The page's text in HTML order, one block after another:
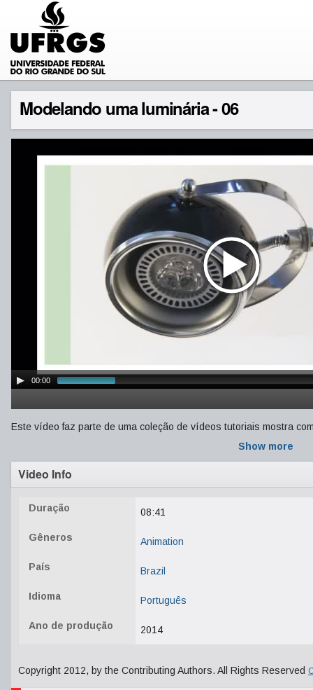
Modelando uma luminária - 06
00:00
Este vídeo faz parte de uma coleção de vídeos tutoriais mostra
Show more
Video Info
Duração 08:41
Gêneros Animation
País Brazil
Idioma Português
Ano de produção 2014
Copyright 2012, by the Contributing Authors. All Rights Reserved